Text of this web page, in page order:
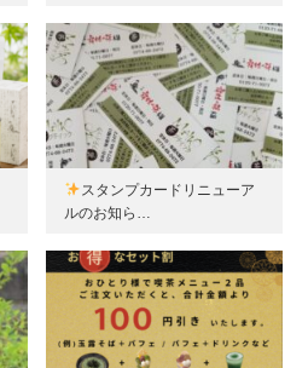
スタンプカードリニューア
ルのお知ら…